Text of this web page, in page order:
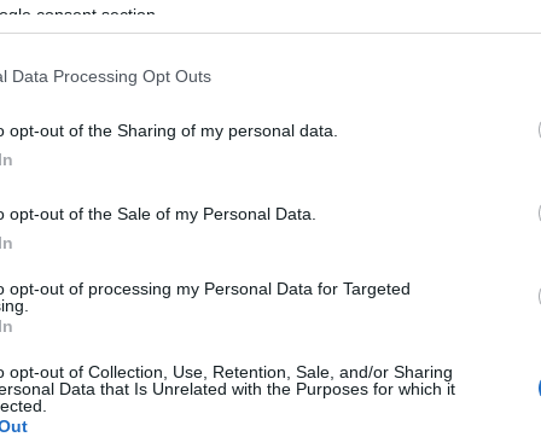
consent section.
Data Processing Opt Outs
opt-out of the Sharing of my personal data.
opt-out of the Sale of my Personal Data.
opt-out of processing my Personal Data for Targeted
opt-out of Collection, Use, Retention, Sale, and/or Sharing
Data that Is Unrelated with the Purposes for which it
όπως έχει τροποποιηθεί και ισχύει με
Ν.4530/2018.
στην παρεμπόδιση ραμπών διάβασης
σε αποκλειστικές ή γενικές θέσεις
29 παρ. 1 εδ. β’ του Ν.4530/2018).
προαναφερόμενων στοιχείων οδήγησης και
προστίμου.
που έχουν εκδοθεί από δικαστικές ή
καθώς δεν εμπίπτουν στην ανωτέρω